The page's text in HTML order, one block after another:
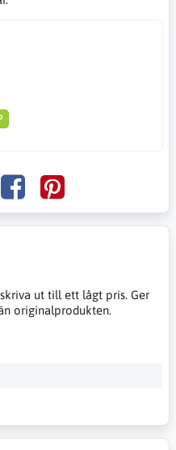
ut till ett lågt pris. Ger
originalprodukten.